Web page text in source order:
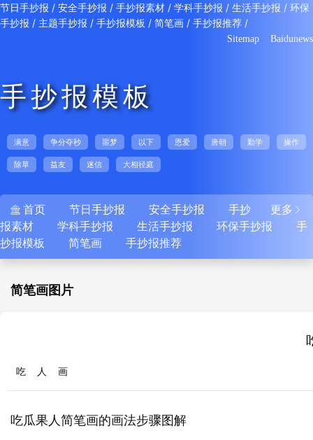
节日手抄报 / 安全手抄报 / 手抄报素材 / 学科手抄报 / 生活手抄报 / 环保
手抄报 / 主题手抄报 / 手抄报模板 / 简笔画 / 手抄报推荐 /
Sitemap Baidunews
手抄报模板
满意 争分夺秒 噩梦 以下 恩爱 唐朝 勤学 操作
除草 益友 迷信 大相径庭
更多 
 首页 节日手抄报 安全手抄报
手抄
报素材
学科手抄报 生活手抄报 环保手抄报
手
抄报模板
简笔画 手抄报推荐
简笔画图片
吃 人 画
吃瓜果人简笔画的画法步骤图解